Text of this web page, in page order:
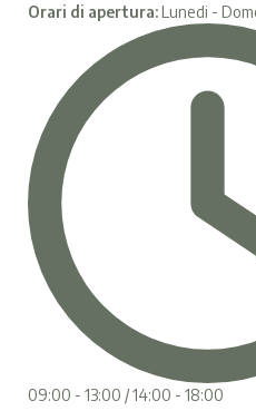
Orari di apertura:Lunedi -
09:00 - 13:00 / 14:00 - 18:00